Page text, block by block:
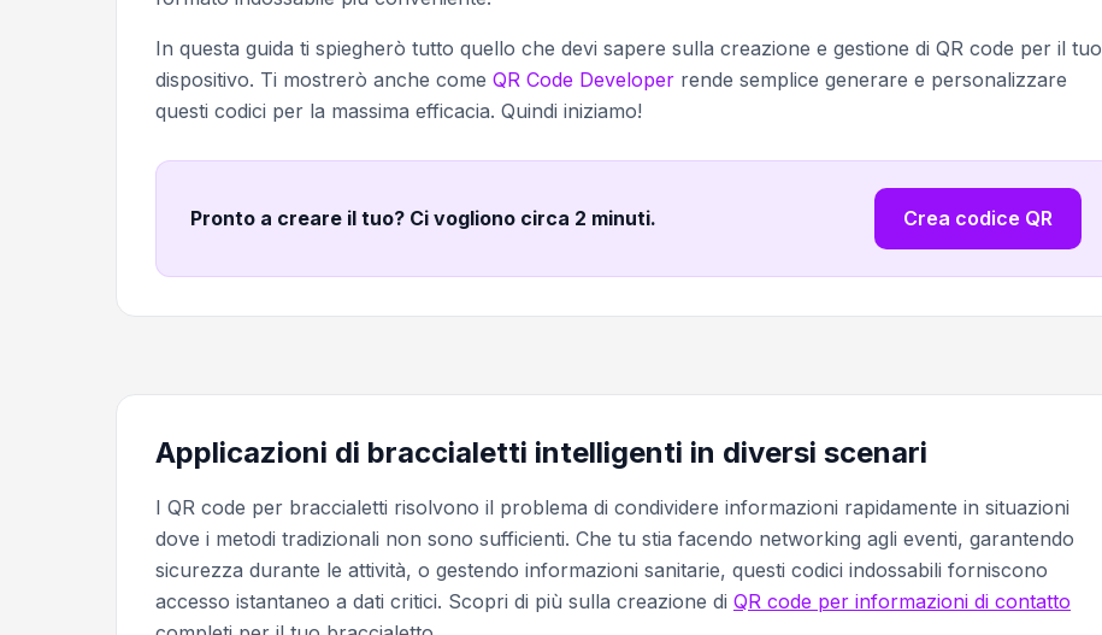
In questa guida ti spiegherò tutto quello che devi sapere sulla creazione e gestione di QR code per il tuo
dispositivo. Ti mostrerò anche come QR Code Developer rende semplice generare e personalizzare
questi codici per la massima efficacia. Quindi iniziamo!
Pronto a creare il tuo? Ci vogliono circa 2 minuti. Crea codice QR
Applicazioni di braccialetti intelligenti in diversi scenari
I QR code per braccialetti risolvono il problema di condividere informazioni rapidamente in situazioni
dove i metodi tradizionali non sono sufficienti. Che tu stia facendo networking agli eventi, garantendo
sicurezza durante le attività, o gestendo informazioni sanitarie, questi codici indossabili forniscono
accesso istantaneo a dati critici. Scopri di più sulla creazione di QR code per informazioni di contatto